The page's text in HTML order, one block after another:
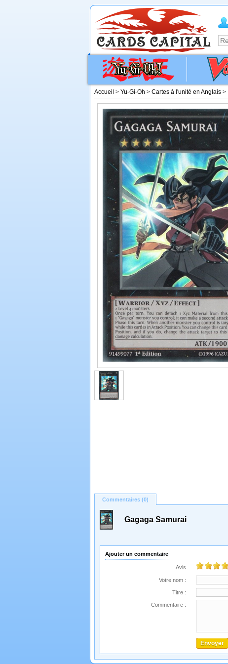
Accueil > Yu-Gi-Oh > Cartes à l'unité en Anglais >
Commentaires (0)
Gagaga Samurai
Ajouter un commentaire
Avis
Votre nom :
Titre :
Commentaire :